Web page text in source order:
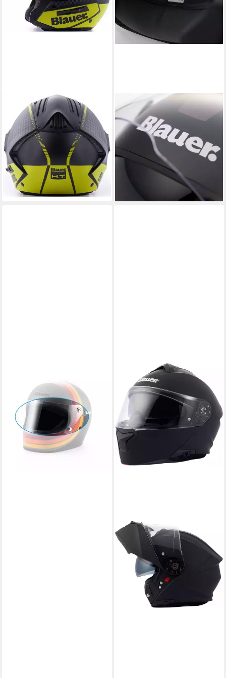
BLAUER
Motorradhelm Real HT
Graphic B Jethelm,
integriertes Sonnenvisier
105,50 €
149,00 €
-29%
lieferbar - in 4-5 Werktagen bei dir
BLAUER
Motorradhelm BET HT
Jethelm, integriertes
Sonnenvisier
145,49 €
209,00 €
lieferbar - in 4-5 Werktagen bei dir
Motorradhelm 80's Visier
40,43 €
49,90 €
-19%
lieferbar - in 4-5 Werktagen bei dir